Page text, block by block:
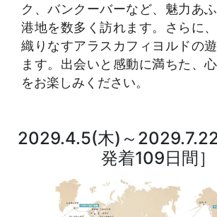
ク、バンクーバーなど、魅力あ
港地を数多く訪れます。さらに
織りなすアラスカフィヨルドの
ます。出会いと感動に満ちた、
をお楽しみください。
2029.4.5(木)～
発着109日間］